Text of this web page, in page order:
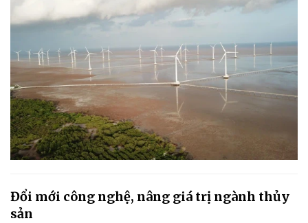
Đổi mới công nghệ, nâng giá trị ngành thủy
sản